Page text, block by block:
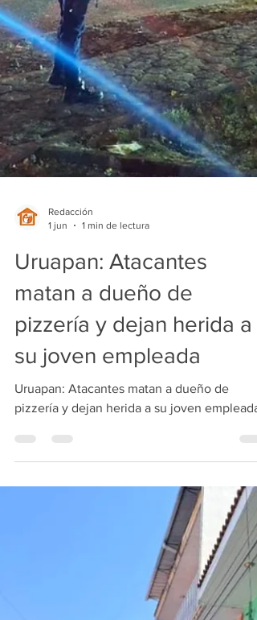
Redacción
1 jun
1 min de lectura
Uruapan: Atacantes
matan a dueño de
pizzería y dejan herida a
su joven empleada
pizzería y dejan herida a su joven empleada